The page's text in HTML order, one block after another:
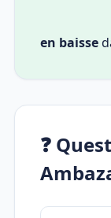
en baisse
❓